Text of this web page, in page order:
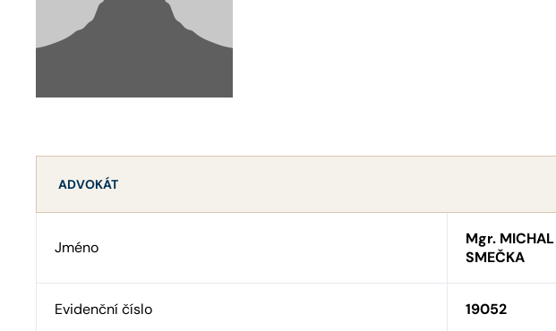
ADVOKÁT
Jméno
Mgr. MICHAL
SMEČKA
Evidenční číslo 19052